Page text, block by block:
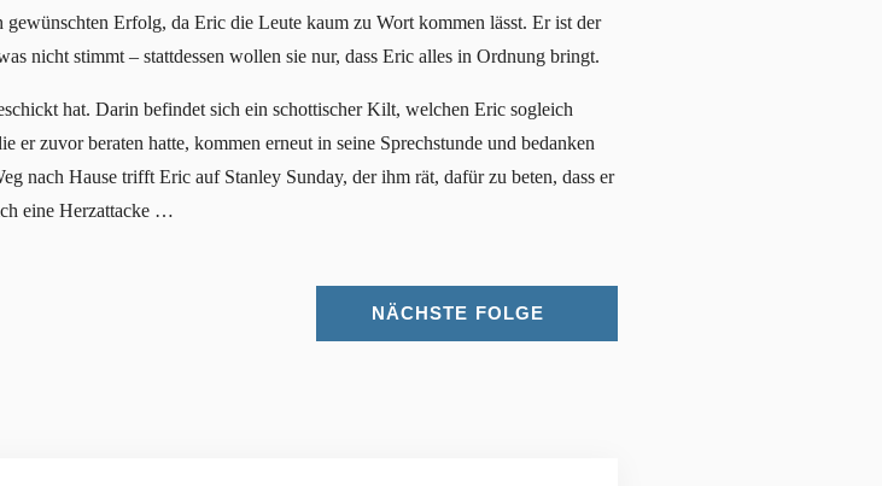
Erfolg, da Eric die Leute kaum zu Wort kommen lässt. Er ist der
nicht stimmt – stattdessen wollen sie nur, dass Eric alles in Ordnung bringt.
hat. Darin befindet sich ein schottischer Kilt, welchen Eric sogleich
er zuvor beraten hatte, kommen erneut in seine Sprechstunde und bedanken
nach Hause trifft Eric auf Stanley Sunday, der ihm rät, dafür zu beten, dass er
eine Herzattacke …
NÄCHSTE FOLGE